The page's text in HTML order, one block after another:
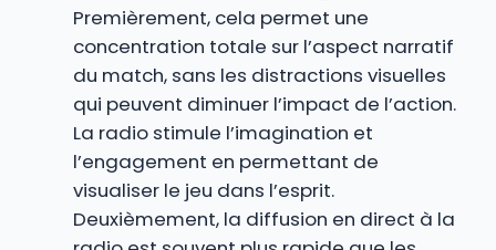
Premièrement, cela permet une
concentration totale sur l’aspect narratif
du match, sans les distractions visuelles
qui peuvent diminuer l’impact de l’action.
La radio stimule l’imagination et
l’engagement en permettant de
visualiser le jeu dans l’esprit.
Deuxièmement, la diffusion en direct à la